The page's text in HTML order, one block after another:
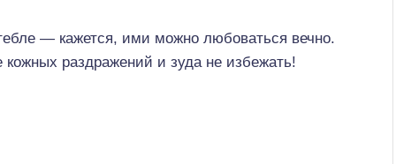
— кажется, ими можно любоваться вечно.
раздражений и зуда не избежать!